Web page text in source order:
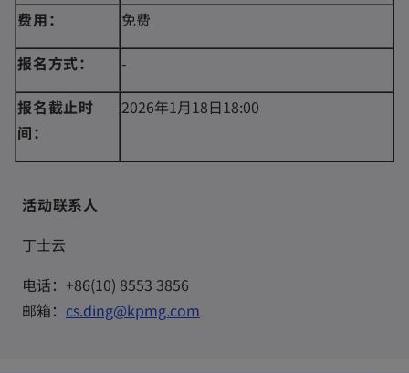
费用：
免费
报名方式：
-
报名截止时
间：
2026年1月18日18:00
活动联系人
丁士云
电话：+86(10) 8553 3856
邮箱： cs.ding@kpmg.com